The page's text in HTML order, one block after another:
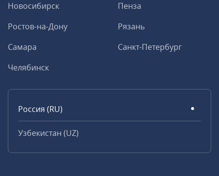
Новосибирск
Пенза
Ростов-на-Дону
Рязань
Самара
Санкт-Петербург
Челябинск
Россия (RU)
Узбекистан (UZ)